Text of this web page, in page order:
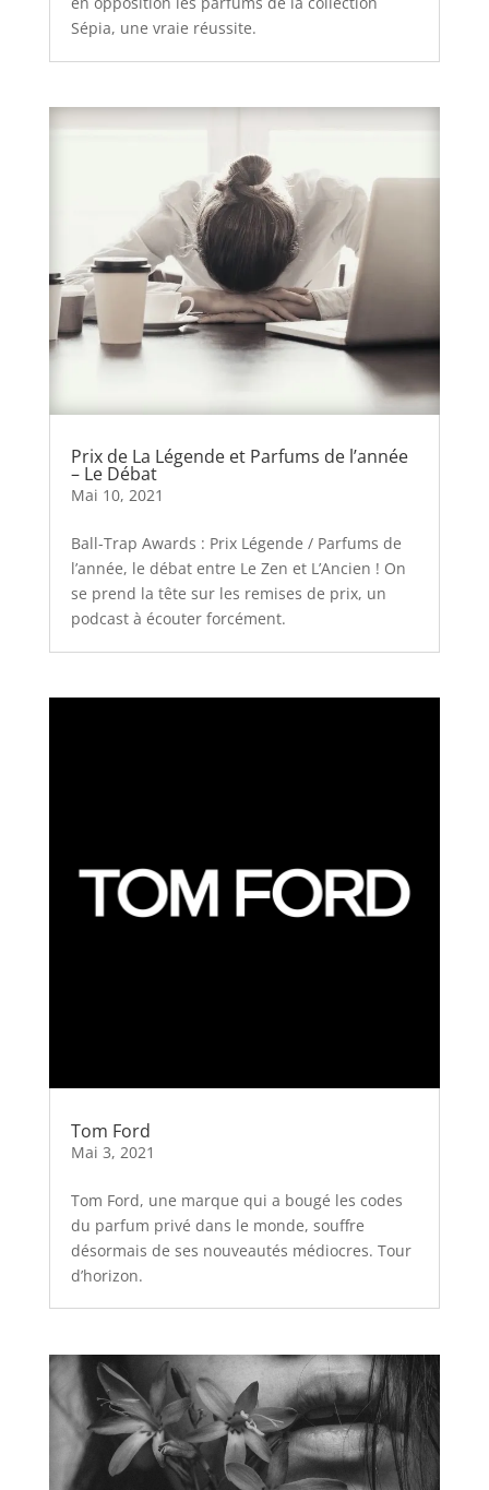
Sépia, une vraie réussite.
Prix de La Légende et Parfums de l’année
– Le Débat
Mai 10, 2021
Ball-Trap Awards : Prix Légende / Parfums de
l’année, le débat entre Le Zen et L’Ancien ! On
se prend la tête sur les remises de prix, un
podcast à écouter forcément.
Tom Ford
Mai 3, 2021
Tom Ford, une marque qui a bougé les codes
du parfum privé dans le monde, souffre
désormais de ses nouveautés médiocres. Tour
d’horizon.